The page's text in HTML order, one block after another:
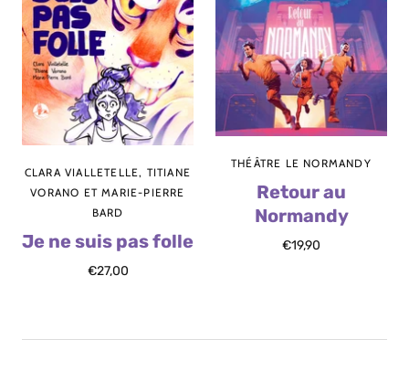
CLARA VIALLETELLE, TITIANE
VORANO ET MARIE-PIERRE
BARD
Je ne suis pas folle
€27,00
THÉÂTRE LE NORMANDY
Retour au
Normandy
€19,90